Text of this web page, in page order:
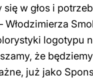
w głos i
logotypu
że
już jako